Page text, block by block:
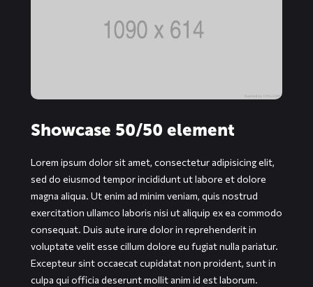
Showcase 50/50 element
Lorem ipsum dolor sit amet, consectetur adipisicing elit,
sed do eiusmod tempor incididunt ut labore et dolore
magna aliqua. Ut enim ad minim veniam, quis nostrud
exercitation ullamco laboris nisi ut aliquip ex ea commodo
consequat. Duis aute irure dolor in reprehenderit in
voluptate velit esse cillum dolore eu fugiat nulla pariatur.
Excepteur sint occaecat cupidatat non proident, sunt in
culpa qui officia deserunt mollit anim id est laborum.